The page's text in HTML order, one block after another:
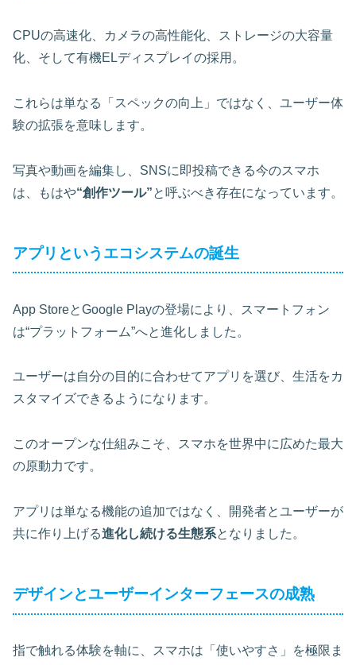
CPUの高速化、カメラの高性能化、ストレージの大容量
化、そして有機ELディスプレイの採用。
これらは単なる「スペックの向上」ではなく、ユーザー体
験の拡張を意味します。
写真や動画を編集し、SNSに即投稿できる今のスマホ
は、もはや“創作ツール”と呼ぶべき存在になっています。
アプリというエコシステムの誕生
App StoreとGoogle Playの登場により、スマートフォン
は“プラットフォーム”へと進化しました。
ユーザーは自分の目的に合わせてアプリを選び、生活をカ
スタマイズできるようになります。
このオープンな仕組みこそ、スマホを世界中に広めた最大
の原動力です。
アプリは単なる機能の追加ではなく、開発者とユーザーが
共に作り上げる進化し続ける生態系となりました。
デザインとユーザーインターフェースの成熟
指で触れる体験を軸に、スマホは「使いやすさ」を極限ま